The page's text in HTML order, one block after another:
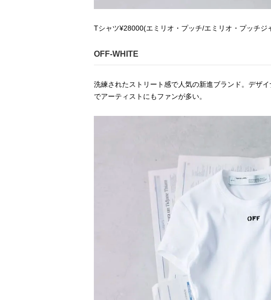
Tシャツ¥28000(エミリオ・プッチ/エミリオ・プッチジ
OFF-WHITE
洗練されたストリート感で人気の新進ブランド。デザ
でアーティストにもファンが多い。